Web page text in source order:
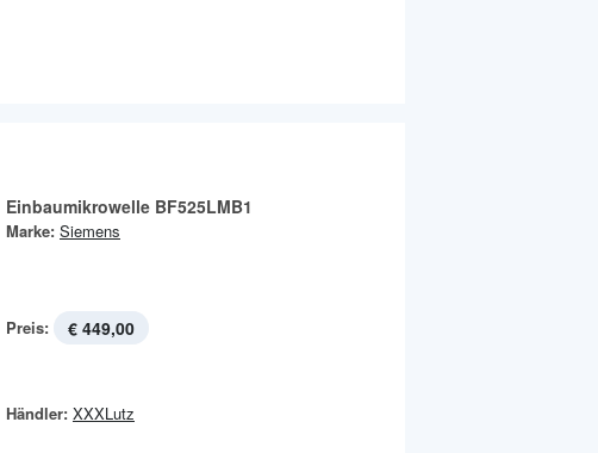
Einbaumikrowelle BF525LMB1
Marke: Siemens
Preis: € 449,00
Händler: XXXLutz